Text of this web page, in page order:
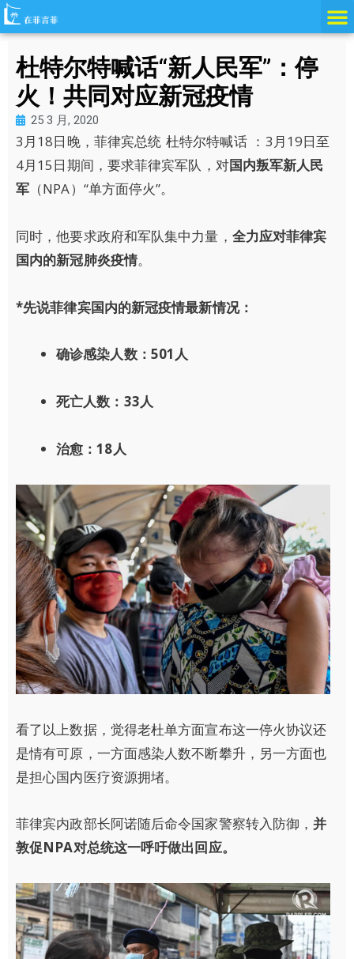
跳
至
杜特尔特喊话“新人民军”：停
火！共同对应新冠疫情
25 3 月, 2020
3月18日晚，菲律宾总统 杜特尔特喊话 ：3月19日至
4月15日期间，要求菲律宾军队，对国内叛军新人民
军 （NPA）“单方面停火”。
同时，他要求政府和军队集中力量， 全力应对菲律宾
国内的新冠肺炎疫情。
*先说菲律宾国内的新冠疫情最新情况：
确诊感染人数：501人
死亡人数：33人
治愈：18人
看了以上数据，觉得老杜单方面宣布这一停火协议还
是情有可原，一方面感染人数不断攀升，另一方面也
是担心国内医疗资源拥堵。
菲律宾内政部长阿诺随后命令国家警察转入防御，并
敦促NPA对总统这一呼吁做出回应。